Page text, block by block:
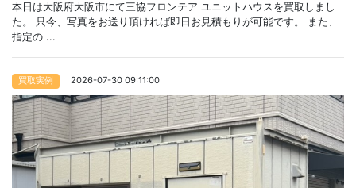
本日は大阪府大阪市にて三協フロンテア ユニットハウスを買取しまし
た。 只今、写真をお送り頂ければ即日お見積もりが可能です。 また、
指定の ...
買取実例 2026-07-30 09:11:00